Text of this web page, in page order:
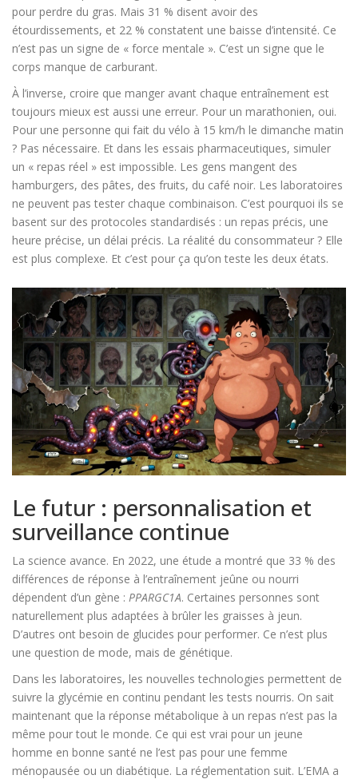
pour perdre du gras. Mais 31 % disent avoir des
étourdissements, et 22 % constatent une baisse d’intensité. Ce
n’est pas un signe de « force mentale ». C’est un signe que le
corps manque de carburant.
À l’inverse, croire que manger avant chaque entraînement est
toujours mieux est aussi une erreur. Pour un marathonien, oui.
Pour une personne qui fait du vélo à 15 km/h le dimanche matin
? Pas nécessaire. Et dans les essais pharmaceutiques, simuler
un « repas réel » est impossible. Les gens mangent des
hamburgers, des pâtes, des fruits, du café noir. Les laboratoires
ne peuvent pas tester chaque combinaison. C’est pourquoi ils se
basent sur des protocoles standardisés : un repas précis, une
heure précise, un délai précis. La réalité du consommateur ? Elle
est plus complexe. Et c’est pour ça qu’on teste les deux états.
Le futur : personnalisation et
surveillance continue
La science avance. En 2022, une étude a montré que 33 % des
différences de réponse à l’entraînement jeûne ou nourri
dépendent d’un gène : PPARGC1A. Certaines personnes sont
naturellement plus adaptées à brûler les graisses à jeun.
D’autres ont besoin de glucides pour performer. Ce n’est plus
une question de mode, mais de génétique.
Dans les laboratoires, les nouvelles technologies permettent de
suivre la glycémie en continu pendant les tests nourris. On sait
maintenant que la réponse métabolique à un repas n’est pas la
même pour tout le monde. Ce qui est vrai pour un jeune
homme en bonne santé ne l’est pas pour une femme
ménopausée ou un diabétique. La réglementation suit. L’EMA a